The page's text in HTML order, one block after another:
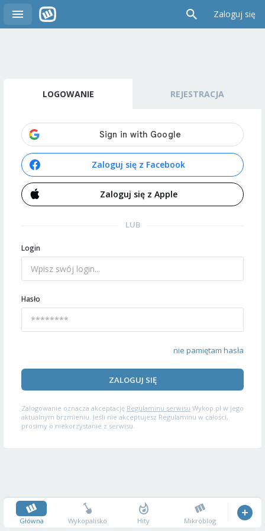
Zaloguj się
LOGOWANIE REJESTRACJA
Zaloguj się z Facebook
Zaloguj się z Apple
LUB
Login
Hasło
nie pamiętam hasła
ZALOGUJ SIĘ
Zalogowanie oznacza akceptację Regulaminu serwisu Wykop.pl w jego
aktualnym brzmieniu. Jeśli nie akceptujesz Regulaminu w całości,
prosimy o niekorzystanie z serwisu.
Główna Wykopalisko Hity Mikroblog